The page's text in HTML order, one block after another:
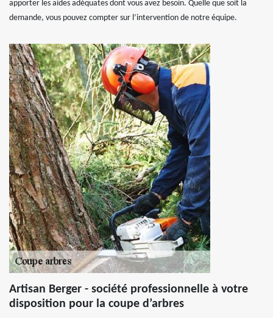
apporter les aides adéquates dont vous avez besoin. Quelle que soit la
demande, vous pouvez compter sur l’intervention de notre équipe.
Artisan Berger - société professionnelle à votre
disposition pour la coupe d’arbres